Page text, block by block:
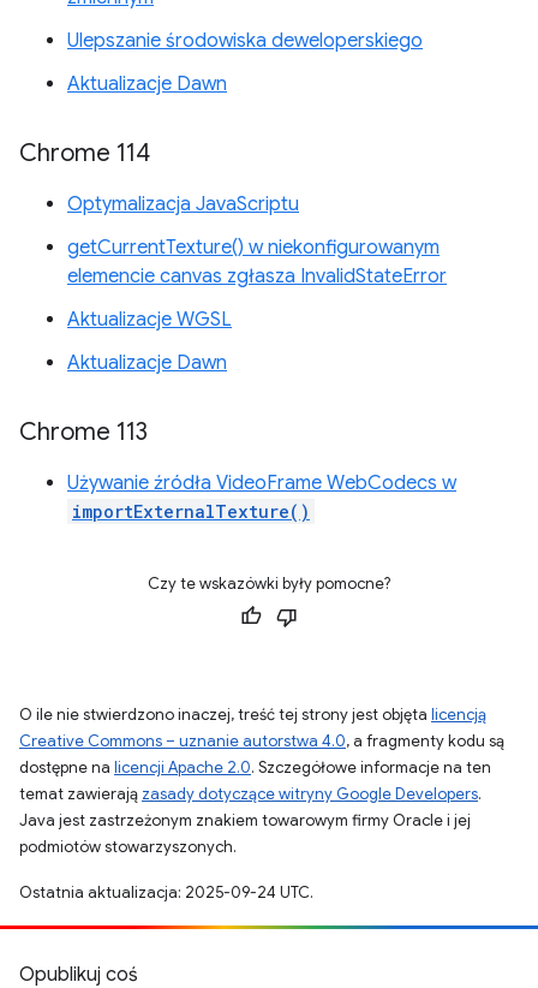
Ulepszanie środowiska deweloperskiego
Aktualizacje Dawn
Chrome 114
Optymalizacja JavaScriptu
getCurrentTexture() w niekonfigurowanym
elemencie canvas zgłasza InvalidStateError
Aktualizacje WGSL
Aktualizacje Dawn
Chrome 113
Używanie źródła VideoFrame WebCodecs w
importExternalTexture()
Czy te wskazówki były pomocne?
O ile nie stwierdzono inaczej, treść tej strony jest objęta licencją
Creative Commons – uznanie autorstwa 4.0, a fragmenty kodu są
dostępne na licencji Apache 2.0. Szczegółowe informacje na ten
temat zawierają zasady dotyczące witryny Google Developers.
Java jest zastrzeżonym znakiem towarowym firmy Oracle i jej
podmiotów stowarzyszonych.
Ostatnia aktualizacja: 2025-09-24 UTC.
Opublikuj coś